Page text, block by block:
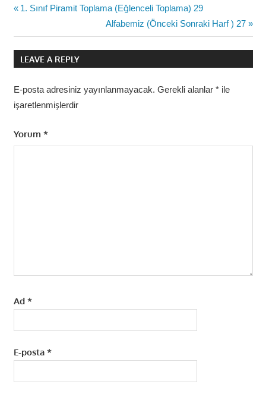
Yazı
gezinmesi
Previous
1. Sınıf Piramit Toplama (Eğlenceli Toplama) 29
Next
Post:
Alfabemiz (Önceki Sonraki Harf ) 27
LEAVE A REPLY
E-posta adresiniz yayınlanmayacak. Gerekli alanlar *ile
işaretlenmişlerdir
Yorum *
Ad *
E-posta *